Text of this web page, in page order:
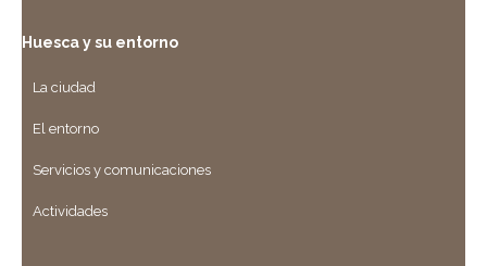
Huesca y su entorno
La ciudad
El entorno
Servicios y comunicaciones
Actividades